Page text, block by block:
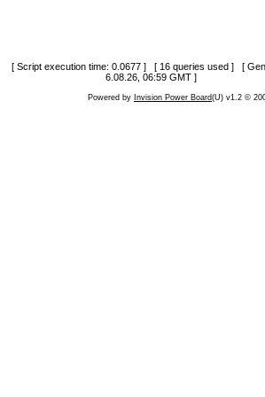
[ Script execution time: 0.0677 ] [ 16 queries used ] [
6.08.26, 06:59 GMT ]
Powered by Invision Power Board(U) v1.2 ©